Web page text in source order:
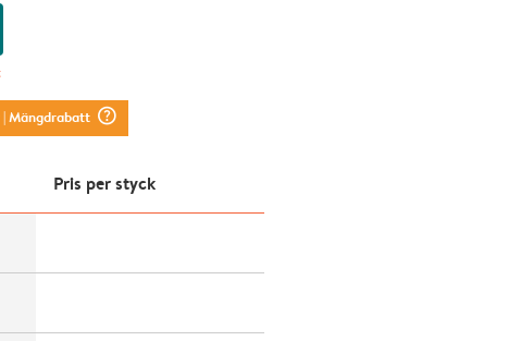
| Mängdrabatt question_mark_circle
Pris per styck